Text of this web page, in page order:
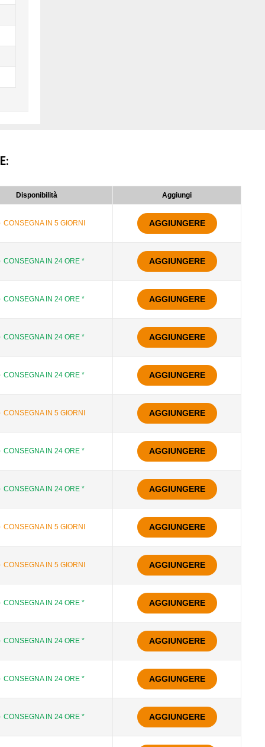
:
Disponibilità Aggiungi
CONSEGNA IN 5 GIORNI AGGIUNGERE
CONSEGNA IN 24 ORE * AGGIUNGERE
CONSEGNA IN 24 ORE * AGGIUNGERE
CONSEGNA IN 24 ORE * AGGIUNGERE
CONSEGNA IN 24 ORE * AGGIUNGERE
CONSEGNA IN 5 GIORNI AGGIUNGERE
CONSEGNA IN 24 ORE * AGGIUNGERE
CONSEGNA IN 24 ORE * AGGIUNGERE
CONSEGNA IN 5 GIORNI AGGIUNGERE
CONSEGNA IN 5 GIORNI AGGIUNGERE
CONSEGNA IN 24 ORE * AGGIUNGERE
CONSEGNA IN 24 ORE * AGGIUNGERE
CONSEGNA IN 24 ORE * AGGIUNGERE
CONSEGNA IN 24 ORE * AGGIUNGERE